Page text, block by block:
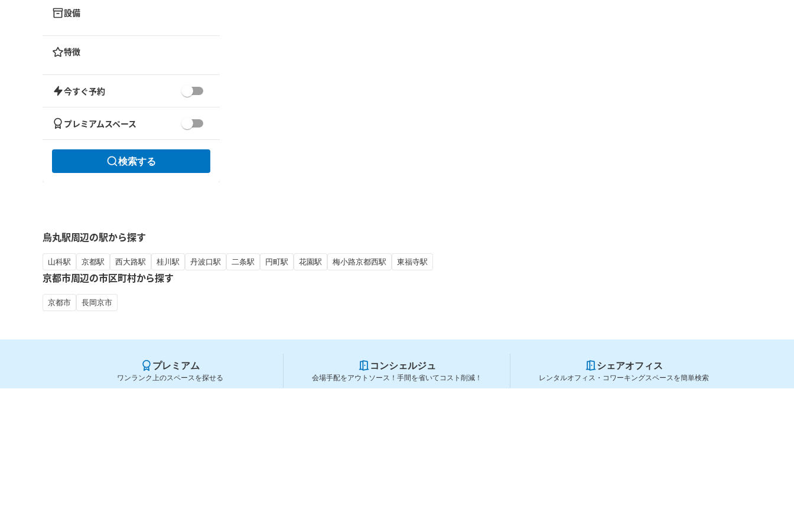
設備
特徴
今すぐ予約
プレミアムスペース
検索する
烏丸駅周辺の駅から探す
山科駅 京都駅 西大路駅 桂川駅 丹波口駅 二条駅 円町駅 花園駅 梅小路京都西駅 東福寺駅
京都市周辺の市区町村から探す
京都市 長岡京市
プレミアム
ワンランク上のスペースを探せる
コンシェルジュ
会場手配をアウトソース！手間を省いてコスト削減！
シェアオフィス
レンタルオフィス・コワーキングスペースを簡単検索